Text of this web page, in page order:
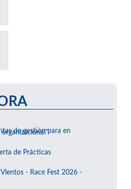
de gestión para en
de Prácticas
- Race Fest 2026 -